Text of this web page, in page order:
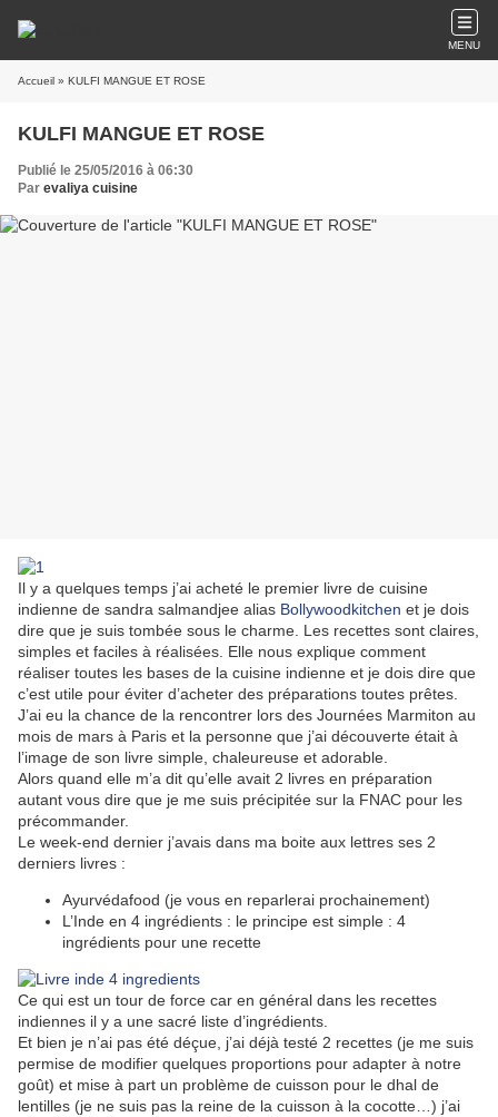
MENU
Accueil » KULFI MANGUE ET ROSE
KULFI MANGUE ET ROSE
Publié le 25/05/2016 à 06:30
Par evaliya cuisine
Il y a quelques temps j’ai acheté le premier livre de cuisine
indienne de sandra salmandjee alias Bollywoodkitchen et je dois
dire que je suis tombée sous le charme. Les recettes sont claires,
simples et faciles à réalisées. Elle nous explique comment
réaliser toutes les bases de la cuisine indienne et je dois dire que
c’est utile pour éviter d’acheter des préparations toutes prêtes.
J’ai eu la chance de la rencontrer lors des Journées Marmiton au
mois de mars à Paris et la personne que j’ai découverte était à
l’image de son livre simple, chaleureuse et adorable.
Alors quand elle m’a dit qu’elle avait 2 livres en préparation
autant vous dire que je me suis précipitée sur la FNAC pour les
précommander.
Le week-end dernier j’avais dans ma boite aux lettres ses 2
derniers livres :
Ayurvédafood (je vous en reparlerai prochainement)
L’Inde en 4 ingrédients : le principe est simple : 4
ingrédients pour une recette
Ce qui est un tour de force car en général dans les recettes
indiennes il y a une sacré liste d’ingrédients.
Et bien je n’ai pas été déçue, j’ai déjà testé 2 recettes (je me suis
permise de modifier quelques proportions pour adapter à notre
goût) et mise à part un problème de cuisson pour le dhal de
lentilles (je ne suis pas la reine de la cuisson à la cocotte…) j’ai